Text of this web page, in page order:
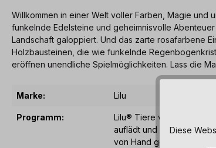
Willkommen in einer Welt voller Farben, Magie und
funkelnde Edelsteine und geheimnisvolle
Landschaft galoppiert. Und das zarte rosafarbene
Holzbausteinen, die wie funkelnde
eröffnen unendliche Spielmöglichkeiten. Lass die
Marke: Lilu
Programm:
Lilu® Tiere verzaubern
auflädt und im Dunkeln
von Hand geschliffen und
Diese